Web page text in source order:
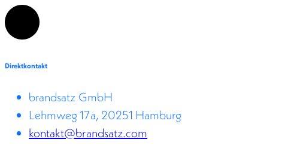
Direktkontakt
brandsatz GmbH
Lehmweg 17a, 20251 Hamburg
kontakt@brandsatz.com